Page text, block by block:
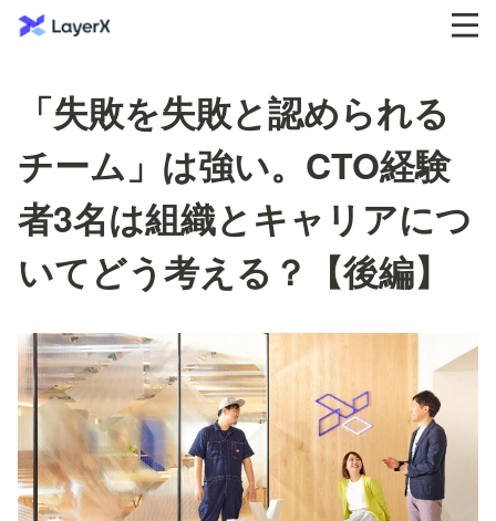
「失敗を失敗と認められる
チーム」は強い。CTO経験
者3名は組織とキャリアにつ
いてどう考える？【後編】